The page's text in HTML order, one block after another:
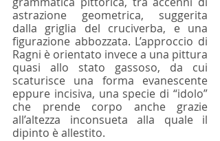
astrazione geometrica, suggerita
dalla griglia del cruciverba, e una
figurazione abbozzata. L’approccio di
Ragni è orientato invece a una pittura
quasi allo stato gassoso, da cui
scaturisce una forma evanescente
eppure incisiva, una specie di “idolo”
che prende corpo anche grazie
all’altezza inconsueta alla quale il
dipinto è allestito.